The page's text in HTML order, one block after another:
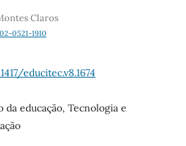
Claros
0521-1910
educitec.v8.1674
da educação, Tecnologia e